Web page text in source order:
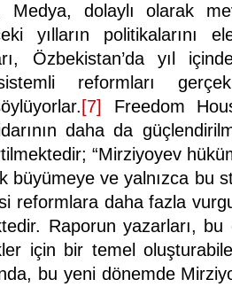
Medya, dolaylı olarak
yılların politikalarını
Özbekistan’da yıl
reformları
[7]
Freedom
daha da
“Mirziyoyev
büyümeye ve yalnızca bu
reformlara daha fazla
Raporun yazarları, bu
için bir temel
bu yeni dönemde